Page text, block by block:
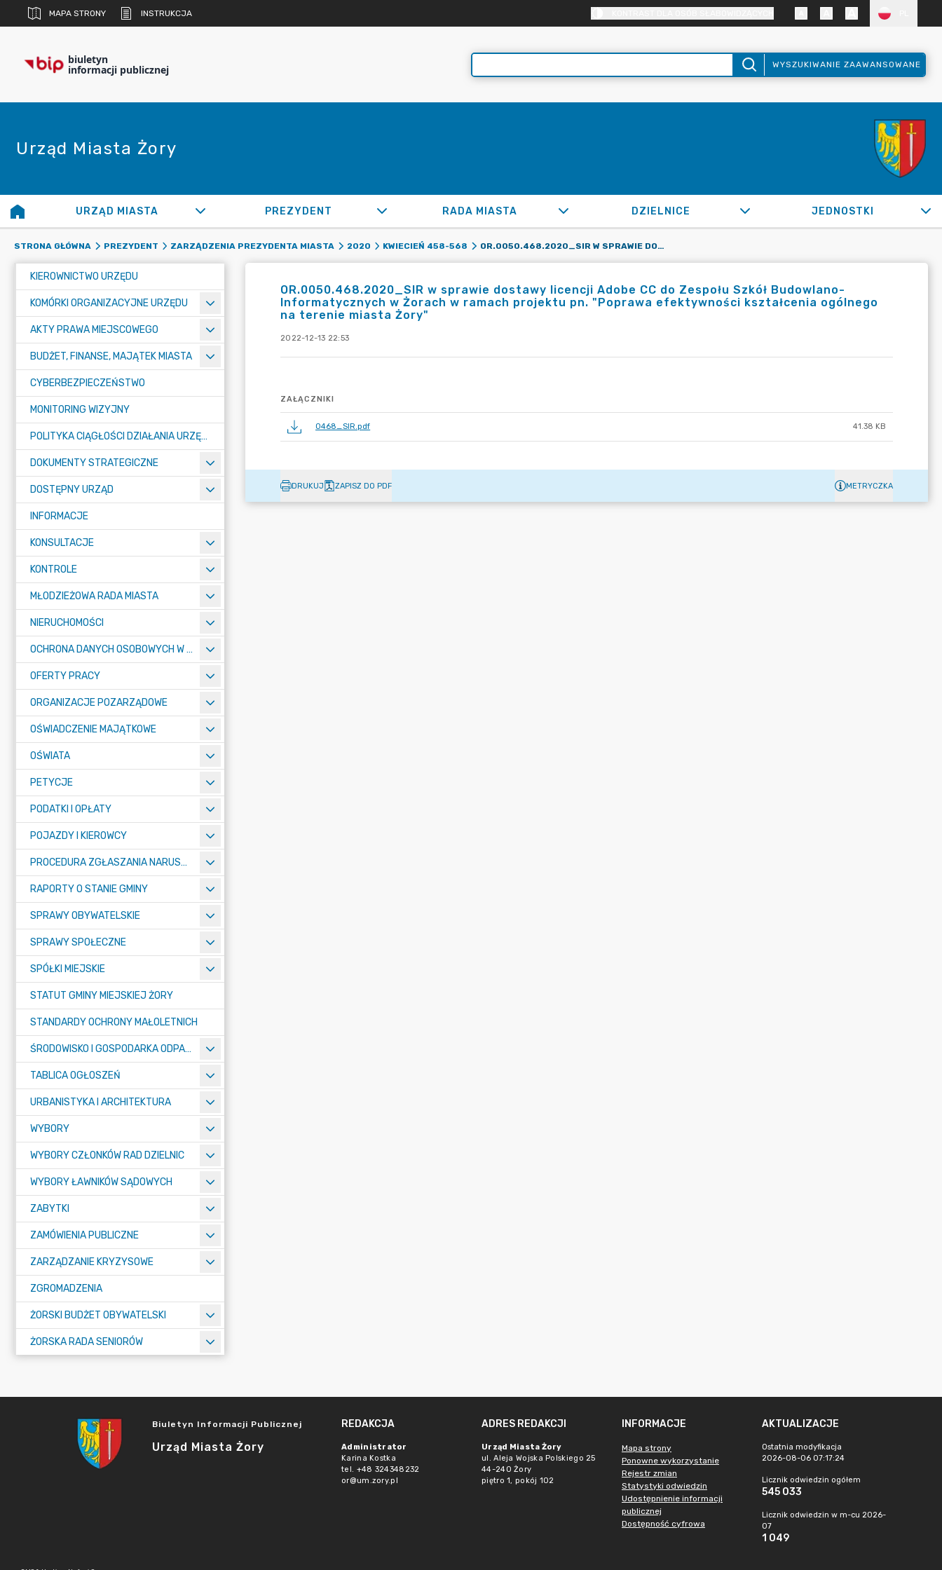
MAPA STRONY INSTRUKCJA
biuletyn
informacji publicznej WYSZUKIWANIE ZAAWANSOWANE
Urząd Miasta Żory
URZĄD MIASTA PREZYDENT RADA MIASTA DZIELNICE JEDNOSTKI
STRONA GŁÓWNA PREZYDENT ZARZĄDZENIA PREZYDENTA MIASTA 2020 KWIECIEŃ 458-568 OR.0050.468.2020_SIR W SPRAWIE DOSTAWY LICENCJI ADOBE CC DO ZESPOŁU SZKÓŁ BUDOWLANO-INFORMATYCZNYCH W ŻORACH W RAMACH PROJEKTU PN. "POPRAWA EFEKTYWNOŚCI KSZTAŁCENIA OGÓLNEGO NA TERENIE MIASTA ŻORY"
KIEROWNICTWO URZĘDU
KOMÓRKI ORGANIZACYJNE URZĘDU
AKTY PRAWA MIEJSCOWEGO
BUDŻET, FINANSE, MAJĄTEK MIASTA
CYBERBEZPIECZEŃSTWO
MONITORING WIZYJNY
POLITYKA CIĄGŁOŚCI DZIAŁANIA URZĘDU MIASTA ŻORY
DOKUMENTY STRATEGICZNE
DOSTĘPNY URZĄD
INFORMACJE
KONSULTACJE
KONTROLE
MŁODZIEŻOWA RADA MIASTA
NIERUCHOMOŚCI
OCHRONA DANYCH OSOBOWYCH W URZĘDZIE MIASTA ŻORY - RODO
OFERTY PRACY
ORGANIZACJE POZARZĄDOWE
OŚWIADCZENIE MAJĄTKOWE
OŚWIATA
PETYCJE
PODATKI I OPŁATY
POJAZDY I KIEROWCY
PROCEDURA ZGŁASZANIA NARUSZEŃ PRAWA
RAPORTY O STANIE GMINY
SPRAWY OBYWATELSKIE
SPRAWY SPOŁECZNE
SPÓŁKI MIEJSKIE
STATUT GMINY MIEJSKIEJ ŻORY
STANDARDY OCHRONY MAŁOLETNICH
ŚRODOWISKO I GOSPODARKA ODPADAMI
TABLICA OGŁOSZEŃ
URBANISTYKA I ARCHITEKTURA
WYBORY
WYBORY CZŁONKÓW RAD DZIELNIC
WYBORY ŁAWNIKÓW SĄDOWYCH
ZABYTKI
ZAMÓWIENIA PUBLICZNE
ZARZĄDZANIE KRYZYSOWE
ZGROMADZENIA
ŻORSKI BUDŻET OBYWATELSKI
ŻORSKA RADA SENIORÓW
OR.0050.468.2020_SIR w sprawie dostawy licencji Adobe CC do Zespołu Szkół Budowlano-
Informatycznych w Żorach w ramach projektu pn. "Poprawa efektywności kształcenia ogólnego
na terenie miasta Żory"
2022-12-13 22:53
ZAŁĄCZNIKI
0468_SIR.pdf 41.38 KB
DRUKUJ ZAPISZ DO PDF METRYCZKA
Biuletyn Informacji Publicznej
Urząd Miasta Żory
REDAKCJA
Administrator
Karina Kostka
tel. +48 324348232
or@um.zory.pl
ADRES REDAKCJI
Urząd Miasta Żory
ul. Aleja Wojska Polskiego 25
44-240 Żory
piętro 1, pokój 102
INFORMACJE
Mapa strony
Ponowne wykorzystanie
Rejestr zmian
Statystyki odwiedzin
Udostępnienie informacji
publicznej
Dostępność cyfrowa
AKTUALIZACJE
Ostatnia modyfikacja
2026-08-06 07:17:24
Licznik odwiedzin ogółem
545 033
Licznik odwiedzin w m-cu 2026-
07
1 049